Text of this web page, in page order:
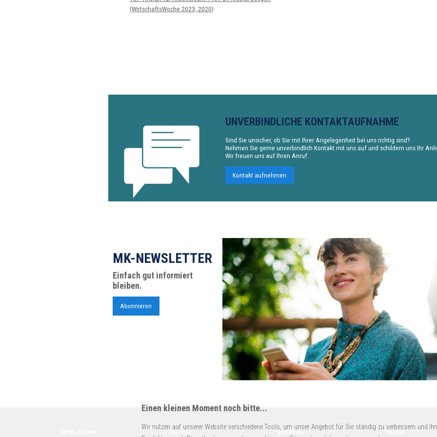
(WirtschaftsWoche 2023, 2020)
UNVERBINDLICHE KONTAKTAUFNAHME
Sind Sie unsicher, ob Sie mit Ihrer Angelegenheit bei uns richtig sind?
Nehmen Sie gerne unverbindlich Kontakt mit uns auf und schildern uns Ihr
Wir freuen uns auf Ihren Anruf.
Kontakt aufnehmen
MK-NEWSLETTER
Einfach gut informiert
bleiben.
Abonnieren
Büro Berlin
Einen kleinen Moment noch bitte...
Wir nutzen auf unserer Website verschiedene Tools, um unser Angebot für Sie ständig zu verbessern und